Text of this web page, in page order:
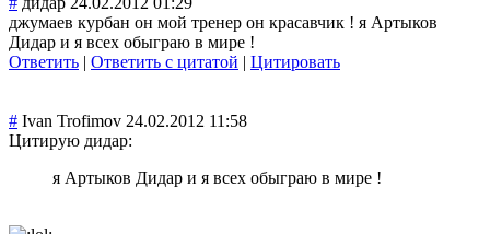
джумаев курбан он мой тренер он красавчик ! я Артыков
Дидар и я всех обыграю в мире !
Ответить | Ответить с цитатой | Цитировать
# Ivan Trofimov 24.02.2012 11:58
Цитирую дидар:
я Артыков Дидар и я всех обыграю в мире !